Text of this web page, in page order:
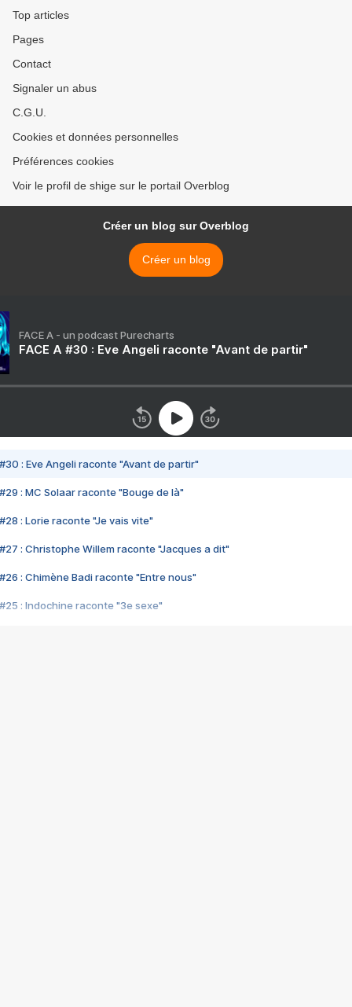
Top articles
Pages
Contact
Signaler un abus
C.G.U.
Cookies et données personnelles
Préférences cookies
Voir le profil de shige sur le portail Overblog
Créer un blog sur Overblog
Créer un blog
FACE A - un podcast Purecharts
FACE A #30 : Eve Angeli raconte "Avant de partir"
#30 : Eve Angeli raconte "Avant de partir"
#29 : MC Solaar raconte "Bouge de là"
#28 : Lorie raconte "Je vais vite"
#27 : Christophe Willem raconte "Jacques a dit"
#26 : Chimène Badi raconte "Entre nous"
#25 : Indochine raconte "3e sexe"